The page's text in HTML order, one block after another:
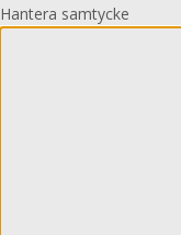
Hantera samtycke